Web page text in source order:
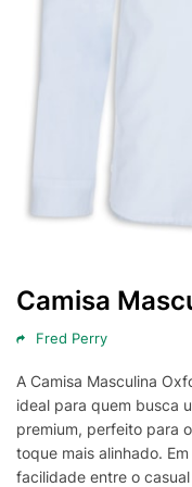
Camisa
Fred Perry
A Camisa Masculina
ideal para quem busca
premium, perfeito para
toque mais alinhado.
facilidade entre o